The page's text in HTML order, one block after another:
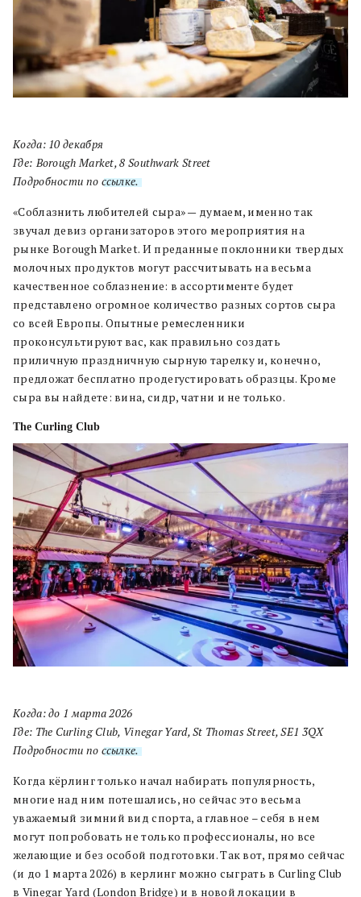
Когда: 10 декабря
Где: Borough Market, 8 Southwark Street
Подробности по ссылке.
«Соблазнить любителей сыра» — думаем, именно так
звучал девиз организаторов этого мероприятия на
рынке Borough Market. И преданные поклонники твердых
молочных продуктов могут рассчитывать на весьма
качественное соблазнение: в ассортименте будет
представлено огромное количество разных сортов сыра
со всей Европы. Опытные ремесленники
проконсультируют вас, как правильно создать
приличную праздничную сырную тарелку и, конечно,
предложат бесплатно продегустировать образцы. Кроме
сыра вы найдете: вина, сидр, чатни и не только.
The Curling Club
Когда: до 1 марта 2026
Где: The Curling Club, Vinegar Yard, St Thomas Street, SE1 3QX
Подробности по ссылке.
Когда кёрлинг только начал набирать популярность,
многие над ним потешались, но сейчас это весьма
уважаемый зимний вид спорта, а главное – себя в нем
могут попробовать не только профессионалы, но все
желающие и без особой подготовки. Так вот, прямо сейчас
(и до 1 марта 2026) в керлинг можно сыграть в Curling Club
в Vinegar Yard (London Bridge) и в новой локации в